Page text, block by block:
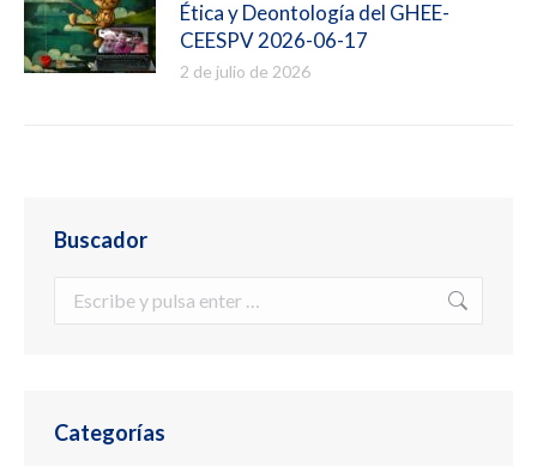
Ética y Deontología del GHEE-
CEESPV 2026-06-17
2 de julio de 2026
Buscador
Categorías